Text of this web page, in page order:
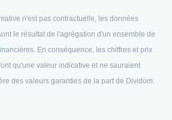
n'est pas contractuelle, les données
le résultat de l'agrégation d'un ensemble de
En conséquence, les chiffres et prix
qu'une valeur indicative et ne sauraient
des valeurs garanties de la part de Dividom.